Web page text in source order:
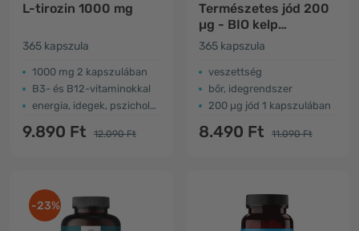
L-tirozin 1000 mg
365 kapszula
1000 mg 2 kapszulában
B3- és B12-vitaminokkal
energia, idegek, pszichológiai működés
9.890 Ft 12.090 Ft
Természetes jód 200
µg - BIO kelp
moszatból
365 kapszula
veszettség
bőr, idegrendszer
200 µg jód 1 kapszulában
8.490 Ft 11.090 Ft
-23%